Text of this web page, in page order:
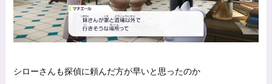
シローさんも探偵に頼んだ方が早いと思ったのか